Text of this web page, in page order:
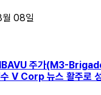
08일
주가(M3-
V Corp 뉴스 활주로